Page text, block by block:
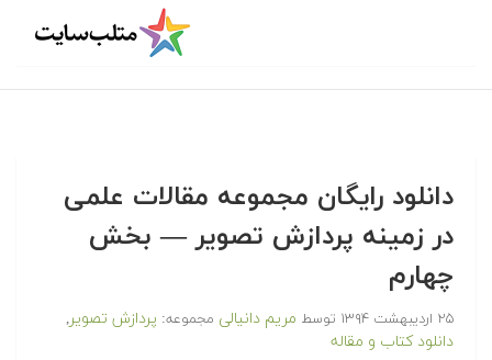
دانلود رایگان مجموعه مقالات علمی
در زمینه پردازش تصویر — بخش
چهارم
۲۵ اردیبهشت ۱۳۹۴ توسط مریم دانیالی مجموعه: پردازش تصویر,
دانلود کتاب و مقاله